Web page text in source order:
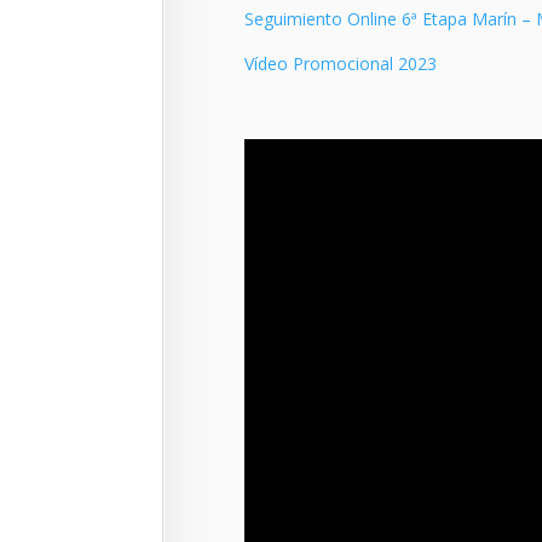
Seguimiento Online 6ª Etapa Marín –
Vídeo Promocional 2023